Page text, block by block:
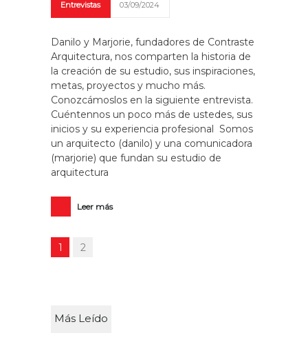
Entrevistas 03/09/2024
Danilo y Marjorie, fundadores de Contraste
Arquitectura, nos comparten la historia de
la creación de su estudio, sus inspiraciones,
metas, proyectos y mucho más.
Conozcámoslos en la siguiente entrevista.
Cuéntennos un poco más de ustedes, sus
inicios y su experiencia profesional Somos
un arquitecto (danilo) y una comunicadora
(marjorie) que fundan su estudio de
arquitectura
Leer más
1 2
Más Leído